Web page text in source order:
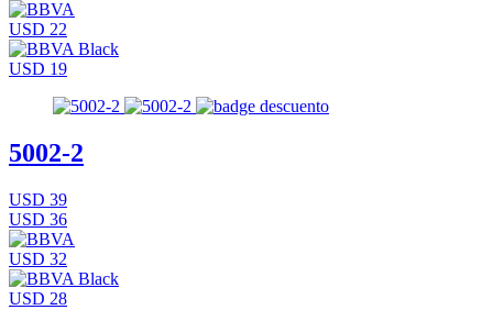
USD 22
USD 19
5002-2
USD 39
USD 36
USD 32
USD 28